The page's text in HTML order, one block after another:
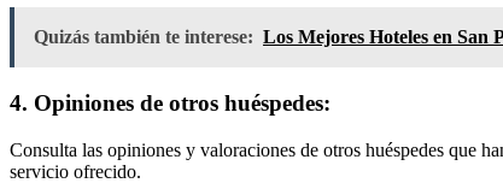
Quizás también te interese: Los Mejores Hoteles en San
4. Opiniones de otros huéspedes:
Consulta las opiniones y valoraciones de otros huéspedes que
servicio ofrecido.